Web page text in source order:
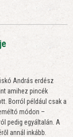
András erdész
amihez pincék
Borról például csak a
módon –
pedig egyáltalán. A
annál inkább.